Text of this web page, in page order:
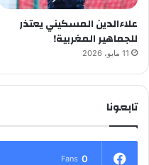
علاءالدين المسكيني يعتذر
للجماهير المغربية!
11 مايو، 2026
تابعونا
0
Fans